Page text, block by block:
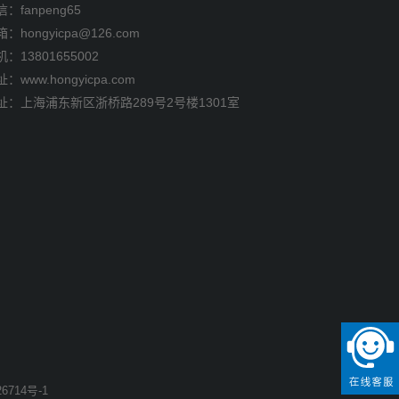
：fanpeng65
： hongyicpa@126.com
： 13801655002
：www.hongyicpa.com
：上海浦东新区浙桥路289号2号楼1301室
号-1